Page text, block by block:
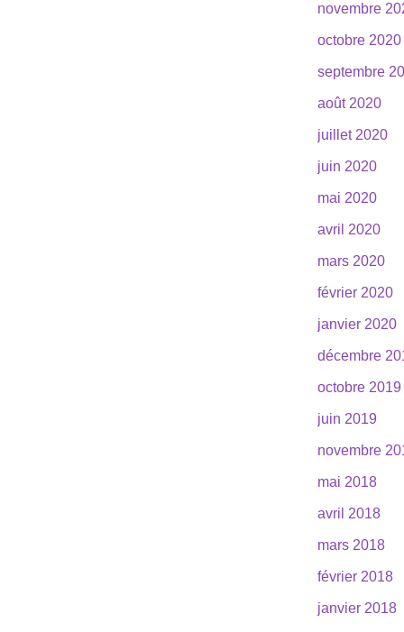
novembre
octobre 2020
septembre
août 2020
juillet 2020
juin 2020
mai 2020
avril 2020
mars 2020
février 2020
janvier 2020
décembre
octobre 2019
juin 2019
novembre
mai 2018
avril 2018
mars 2018
février 2018
janvier 2018